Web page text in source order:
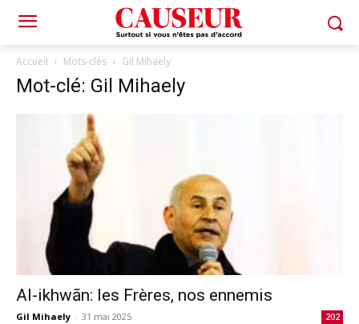
Accueil Mots-clés Gil Mihaely
Mot-clé: Gil Mihaely
Al-ikhwān: les Frères, nos ennemis
Gil Mihaely - 31 mai 2025 202